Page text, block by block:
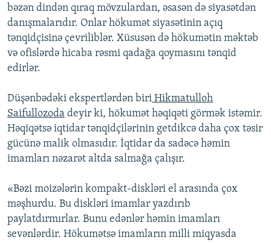
bəzən dindən qıraq mövzulardan, əsasən də siyasətdən
danışmalarıdır. Onlar hökumət siyasətinin açıq
tənqidçisinə çevriliblər. Xüsusən də hökumətin məktəb
və ofislərdə hicaba rəsmi qadağa qoymasını tənqid
edirlər.
Düşənbədəki ekspertlərdən biri Hikmatulloh
Saifullozoda deyir ki, hökumət həqiqəti görmək istəmir.
Həqiqətsə iqtidar tənqidçilərinin getdikcə daha çox təsir
gücünə malik olmasıdır. İqtidar da sadəcə həmin
imamları nəzarət altda salmağa çalışır.
«Bəzi moizələrin kompakt-diskləri el arasında çox
məşhurdu. Bu diskləri imamlar yazdırıb
paylatdırmırlar. Bunu edənlər həmin imamları
sevənlərdir. Hökumətsə imamların milli miqyasda